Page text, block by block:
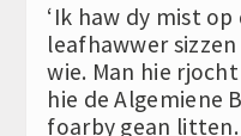
‘Ik haw dy mist op
leafhawwer
wie. Man hie
hie de Algemiene
foarby gean